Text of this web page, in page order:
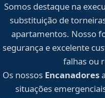
Somos destaque na
substituição de
apartamentos. Nosso
segurança e excelente
falhas ou
Os nossos Encanadores
situações